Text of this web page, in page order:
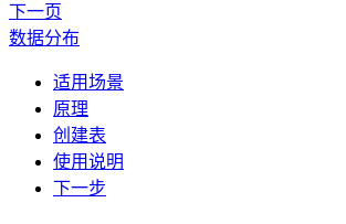
下一页
数据分布
适用场景
原理
创建表
使用说明
下一步